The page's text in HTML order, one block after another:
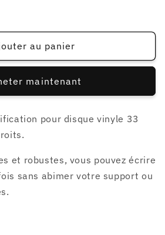
au panier
maintenant
pour disque vinyle 33
et robustes, vous pouvez écrire
sans abimer votre support ou